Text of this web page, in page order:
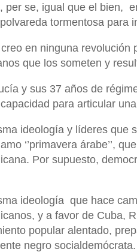
per se, igual que el bien,
tormentosa para
en ninguna revolución
que los someten y
y sus 37 años de
para articular
ideología y líderes que
‘’primavera árabe’’,
Por supuesto,
ideología que hace
y a favor de Cuba,
popular alentado,
negro